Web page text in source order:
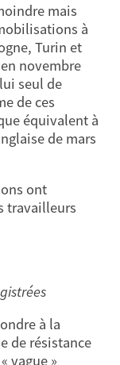
mais
à
Turin et
novembre
seul de
de ces
équivalent à
de mars
ont
travailleurs
à la
de résistance
vague »